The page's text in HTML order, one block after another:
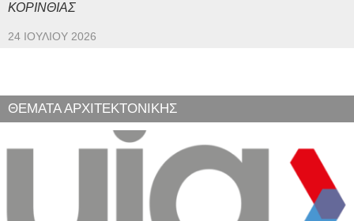
ΚΟΡΙΝΘΙΑΣ
24 ΙΟΥΛΊΟΥ 2026
ΘΕΜΑΤΑ ΑΡΧΙΤΕΚΤΟΝΙΚΗΣ